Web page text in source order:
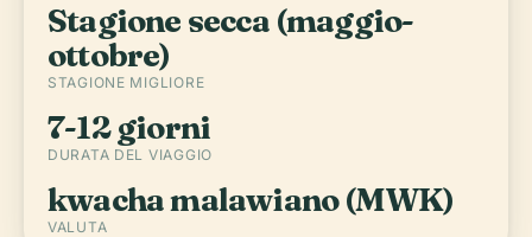
Stagione secca (maggio-
ottobre)
STAGIONE MIGLIORE
7-12 giorni
DURATA DEL VIAGGIO
kwacha malawiano (MWK)
VALUTA